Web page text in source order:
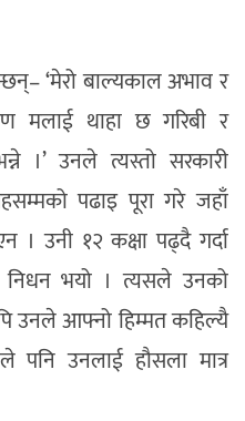
‘मेरो बाल्यकाल अभाव र
मलाई थाहा छ गरिबी र
।’ उनले त्यस्तो सरकारी
पढाइ पूरा गरे जहाँ
। उनी १२ कक्षा पढ्दै गर्दा
निधन भयो । त्यसले उनको
उनले आफ्नो हिम्मत कहिल्यै
उनलाई हौसला मात्र